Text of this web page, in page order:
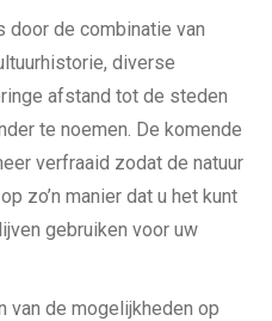
door de combinatie van
diverse
afstand tot de steden
te noemen. De komende
verfraaid zodat de natuur
zo’n manier dat u het kunt
gebruiken voor uw
van de mogelijkheden op